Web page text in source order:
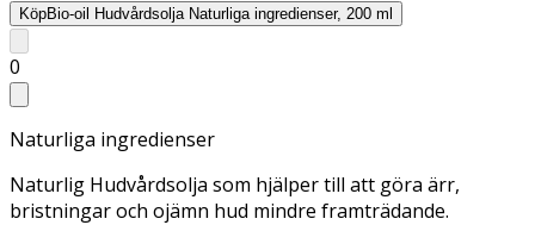
KöpBio-oil Hudvårdsolja Naturliga ingredienser, 200 ml
0
Naturliga ingredienser
Naturlig Hudvårdsolja som hjälper till att göra ärr,
bristningar och ojämn hud mindre framträdande.